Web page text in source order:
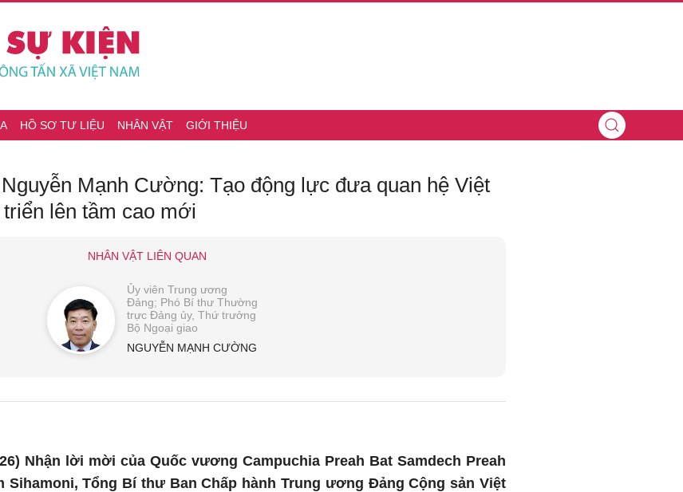
HỒ SƠ TƯ LIỆU NHÂN VẬT GIỚI THIỆU
Mạnh Cường: Tạo động lực đưa quan hệ Việt
lên tầm cao mới
NHÂN VẬT LIÊN QUAN
Ủy viên Trung ương
Đảng; Phó Bí thư Thường
trực Đảng ủy, Thứ trưởng
Bộ Ngoại giao
NGUYỄN MẠNH CƯỜNG
Nhận lời mời của Quốc vương Campuchia Preah Bat Samdech Preah
Sihamoni, Tổng Bí thư Ban Chấp hành Trung ương Đảng Cộng sản Việt